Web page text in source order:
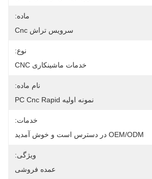
ماده:
سرویس تراش Cnc
نوع:
خدمات ماشینکاری CNC
نام ماده:
نمونه اولیه PC Cnc Rapid
خدمات:
OEM/ODM در دسترس است و خوش آمدید
ویژگی:
عمده فروشی